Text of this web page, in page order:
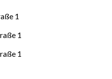
1
1
1